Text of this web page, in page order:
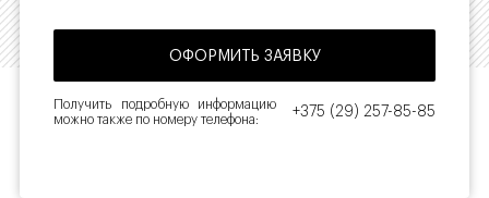
Получить подробную информацию
можно также по номеру телефона:
+375 (29) 257-85-85